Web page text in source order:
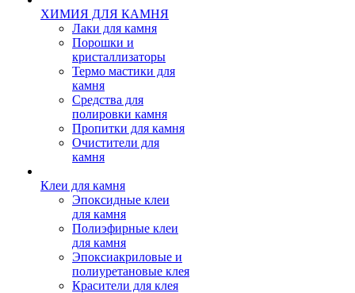
ХИМИЯ ДЛЯ КАМНЯ
Лаки для камня
Порошки и
кристаллизаторы
Термо мастики для
камня
Средства для
полировки камня
Пропитки для камня
Очистители для
камня
Клеи для камня
Эпоксидные клеи
для камня
Полиэфирные клеи
для камня
Эпоксиакриловые и
полиуретановые клея
Красители для клея